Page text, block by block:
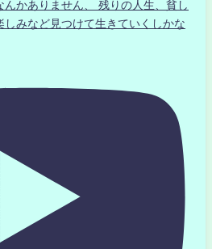
かありません、 残りの人生、貧し
しみなど見つけて生きていくしかな